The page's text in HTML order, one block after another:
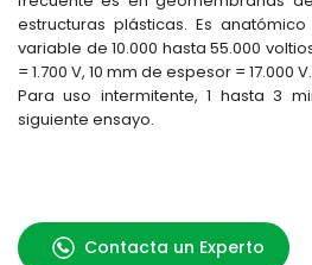
estructuras plásticas. Es
variable de 10.000 hasta 55.000
= 1.700 V, 10 mm de espesor = 17.000 V.
Para uso intermitente, 1 hasta 3
siguiente ensayo.
Contacta un Experto